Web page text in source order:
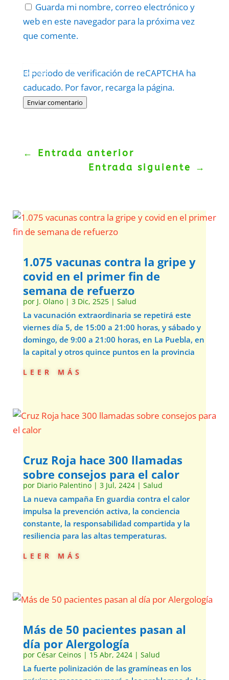
Guarda mi nombre, correo electrónico y
web en este navegador para la próxima vez
que comente.
El periodo de verificación de reCAPTCHA ha
caducado. Por favor, recarga la página.
Enviar comentario
Politica–Términos.
← Entrada anterior
Entrada siguiente
→
1.075 vacunas contra la gripe y
covid en el primer fin de
semana de refuerzo
por J. Olano| 3 Dic, 2525| Salud
La vacunación extraordinaria se repetirá este
viernes día 5, de 15:00 a 21:00 horas, y sábado y
domingo, de 9:00 a 21:00 horas, en La Puebla, en
la capital y otros quince puntos en la provincia
leer más
Cruz Roja hace 300 llamadas
sobre consejos para el calor
por Diario Palentino| 3 Jul, 2424| Salud
La nueva campaña En guardia contra el calor
impulsa la prevención activa, la conciencia
constante, la responsabilidad compartida y la
resiliencia para las altas temperaturas.
leer más
Más de 50 pacientes pasan al
día por Alergología
por César Ceinos | 15 Abr, 2424| Salud
La fuerte polinización de las gramíneas en los